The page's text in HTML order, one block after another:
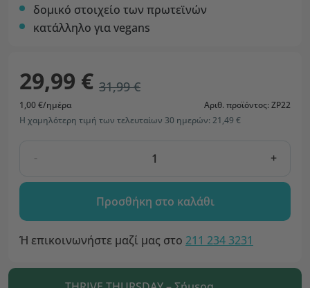
δομικό στοιχείο των πρωτεϊνών
κατάλληλο για vegans
29,99 € 31,99 €
1,00 €/ημέρα
Αριθ. προϊόντος: ZP22
Η χαμηλότερη τιμή των τελευταίων 30 ημερών: 21,49 €
- +
Προσθήκη στο καλάθι
Ή επικοινωνήστε μαζί μας στο 211 234 3231